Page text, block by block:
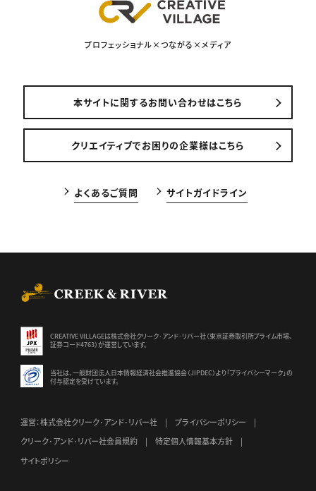
プロフェッショナル×つながる×メディア
本サイトに関するお問い合わせはこちら
クリエイティブでお困りの企業様はこちら
よくあるご質問 サイトガイドライン
CREATIVE VILLAGEは株式会社クリーク･アンド･リバー社（東京証券取引所プライム市場、
証券コード4763）が運営しています。
当社は、一般財団法人日本情報経済社会推進協会（JIPDEC）より 「プライバシーマーク」の
付与認定を受けています。
運営：株式会社クリーク･アンド･リバー社
プライバシーポリシー
クリーク･アンド･リバー社会員規約
特定個人情報基本方針
サイトポリシー